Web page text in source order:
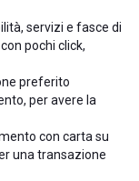
servizi e fasce di
pochi click,
preferito
per avere la
con carta su
una transazione